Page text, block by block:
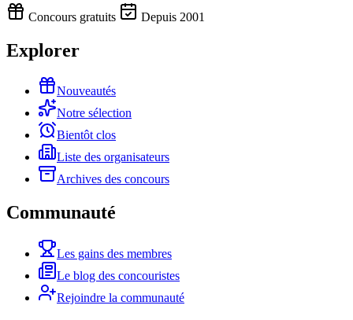
Concours gratuits Depuis 2001
Explorer
Nouveautés
Notre sélection
Bientôt clos
Liste des organisateurs
Archives des concours
Communauté
Les gains des membres
Le blog des concouristes
Rejoindre la communauté